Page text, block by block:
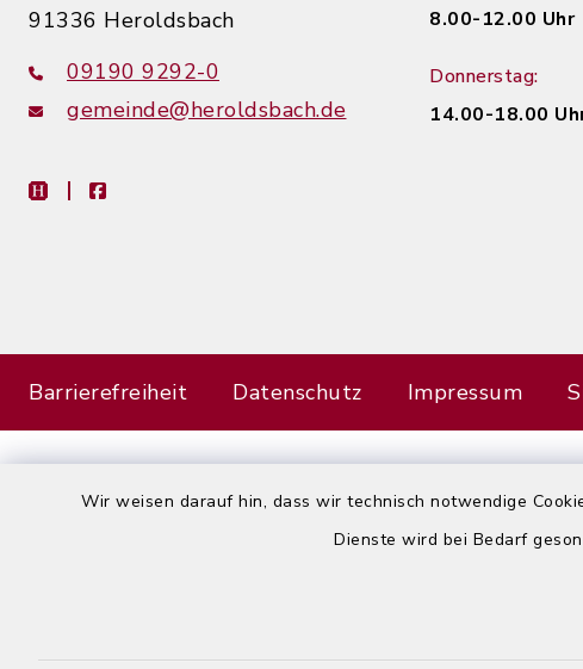
Wir weisen darauf hin, dass wir technisch notwendige
Dienste wird bei Bedarf
91336 Heroldsbach
09190 9292-0
gemeinde@heroldsbach.de
heimat-infofacebook
8.00-12.00 Uhr
Donnerstag:
14.00-18.00
Barrierefreiheit Datenschutz Impressum